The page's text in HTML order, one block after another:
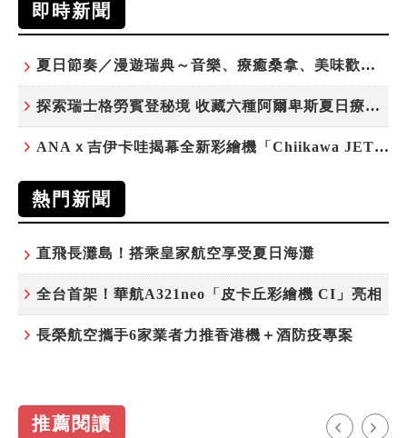
即時新聞
夏日節奏／漫遊瑞典～音樂、療癒桑拿、美味歡樂螯蝦節
探索瑞士格勞賓登秘境 收藏六種阿爾卑斯夏日療癒之旅
ANAｘ吉伊卡哇揭幕全新彩繪機「Chiikawa JET」
熱門新聞
直飛長灘島！搭乘皇家航空享受夏日海灘
全台首架！華航A321neo「皮卡丘彩繪機 CI」亮相
長榮航空攜手6家業者力推香港機＋酒防疫專案
推薦閱讀